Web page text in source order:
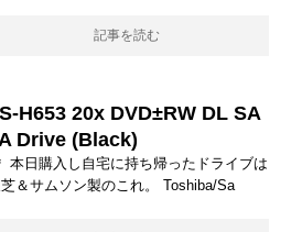
記事を読む
H653 20x DVD±RW DL SA
Drive (Black)
本日購入し自宅に持ち帰ったドライブは
＆サムソン製のこれ。 Toshiba/Sa